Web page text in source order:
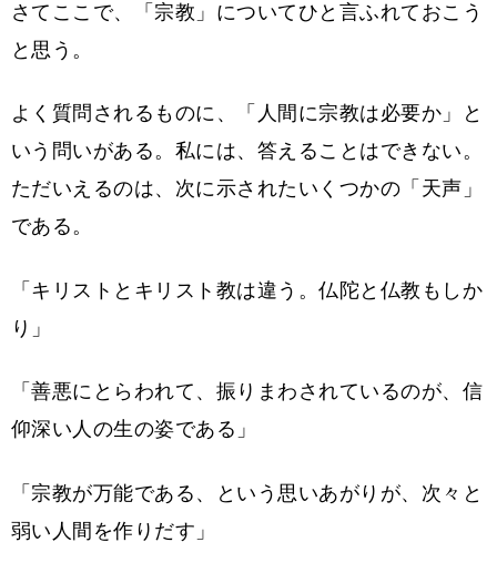
さてここで、「宗教」についてひと言ふれておこう
と思う。
よく質問されるものに、「人間に宗教は必要か」と
いう問いがある。私には、答えることはできない。
ただいえるのは、次に示されたいくつかの「天声」
である。
「キリストとキリスト教は違う。仏陀と仏教もしか
り」
「善悪にとらわれて、振りまわされているのが、信
仰深い人の生の姿である」
「宗教が万能である、という思いあがりが、次々と
弱い人間を作りだす」